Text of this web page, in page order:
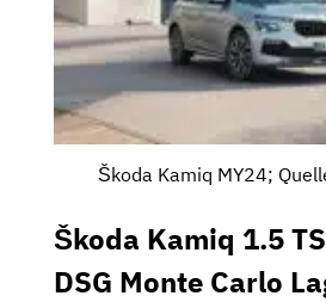
Škoda Kamiq MY24;
Škoda Kamiq 1.5
DSG Monte Carlo